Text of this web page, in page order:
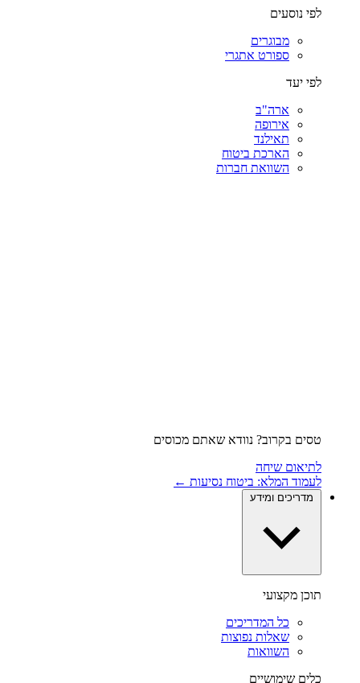
לפי נוסעים
מבוגרים
ספורט אתגרי
לפי יעד
ארה"ב
אירופה
תאילנד
הארכת ביטוח
השוואת חברות
טסים בקרוב? נוודא שאתם מכוסים
לתיאום שיחה
לעמוד המלא: ביטוח נסיעות ←
מדריכים ומידע
תוכן מקצועי
כל המדריכים
שאלות נפוצות
השוואות
כלים שימושיים